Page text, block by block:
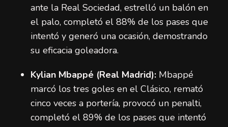
ante la Real Sociedad, estrelló un balón en
el palo, completó el 88% de los pases que
intentó y generó una ocasión, demostrando
su eficacia goleadora.
Kylian Mbappé (Real Madrid): Mbappé
marcó los tres goles en el Clásico, remató
cinco veces a portería, provocó un penalti,
completó el 89% de los pases que intentó